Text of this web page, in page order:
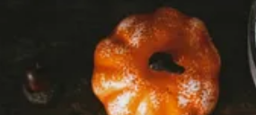
Wojna na Ukrainie